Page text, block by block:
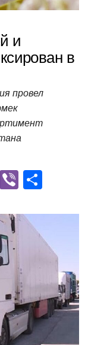
и
в
провел
M
Vi
er п
р
а
и
т